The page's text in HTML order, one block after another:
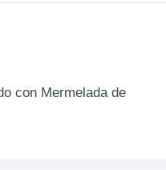
con Mermelada de